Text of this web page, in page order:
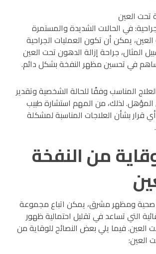
في الحالات الشديدة والمستمرة
يمكن أن تكون العمليات الجراحية
المثال، جراحة إزالة الدهون تحت العين
في تحسين مظهر النفخة بشكل دائم.
المناسب وفقًا للحالة الشخصية وتقدير
لذلك، من المهم استشارة طبيب
قرار بشأن العلاجات المناسبة لمشكلة
من النفخة
صحية ومظهر مشرق، يمكن اتباع مجموعة
التي تساعد في تقليل احتمالية ظهور
العين. فيما يلي بعض النصائح للوقاية من
العين: